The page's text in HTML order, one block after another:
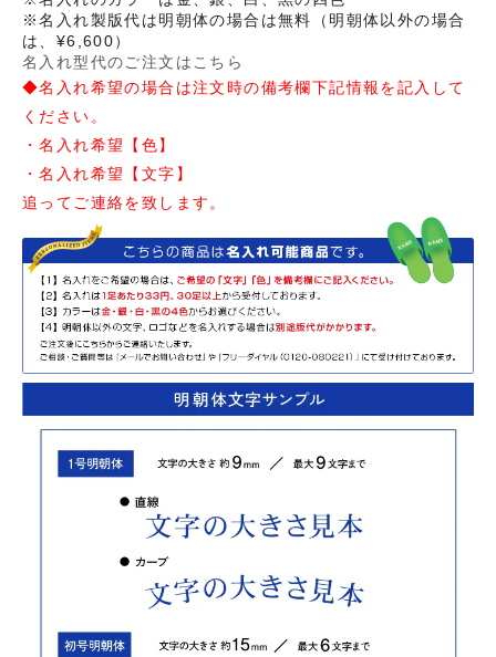
※名入れ製版代は明朝体の場合は無料（明朝体以外の場合
は、¥6,600）
名入れ型代のご注文はこちら
◆名入れ希望の場合は注文時の備考欄下記情報を記入して
ください。
・名入れ希望【色】
・名入れ希望【文字】
追ってご連絡を致します。